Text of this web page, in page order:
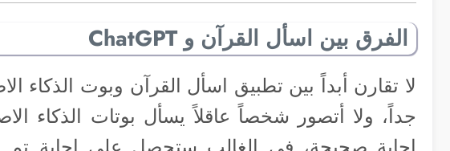
الفرق بين اسأل القرآن و ChatGPT
جداً، ولا أتصور شخصاً عاقلاً يسأل بوتات الذكاء